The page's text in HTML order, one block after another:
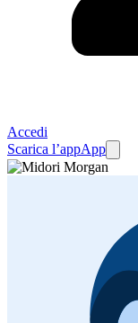
Accedi
Scarica l’appApp